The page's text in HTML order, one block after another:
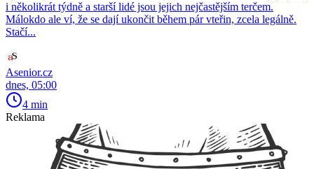
i několikrát týdně a starší lidé jsou jejich nejčastějším terčem.
Málokdo ale ví, že se dají ukončit během pár vteřin, zcela legálně.
Stačí...
Asenior.cz
dnes, 05:00
4 min
Reklama